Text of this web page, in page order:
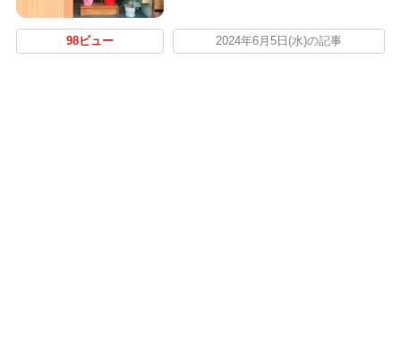
98ビュー 2024年6月5日(水)の記事